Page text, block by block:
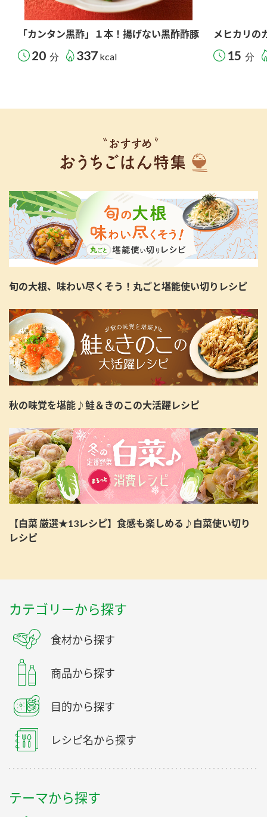
「カンタン黒酢」１本！揚げない黒酢酢豚
20 分 337 kcal
メヒカリの
15 分
旬の大根、味わい尽くそう！丸ごと堪能使い切りレシピ
秋の味覚を堪能♪鮭＆きのこの大活躍レシピ
【白菜 厳選★13レシピ】食感も楽しめる♪白菜使い切り
レシピ
カテゴリーから探す
食材から探す
商品から探す
目的から探す
レシピ名から探す
テーマから探す